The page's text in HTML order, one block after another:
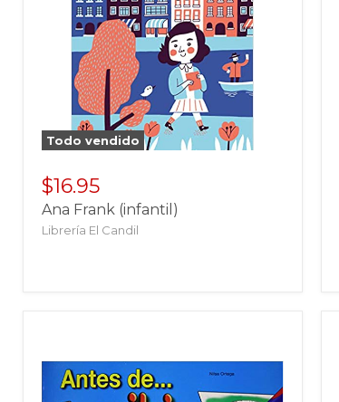
Todo vendido
$16.95
Ana Frank (infantil)
Librería El Candil